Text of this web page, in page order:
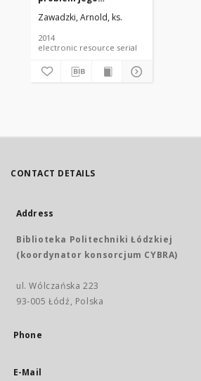
proweniencji
Zawadzki, Arnold, ks.
2014
electronic resource serial
CONTACT DETAILS
Address
Biblioteka Politechniki Łódzkiej
(koordynator konsorcjum CYBRA)
ul. Wólczańska 223
93-005 Łódź, Polska
Phone
E-Mail